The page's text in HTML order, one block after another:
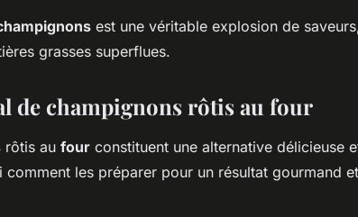
est une véritable explosion de
grasses superflues.
de champignons rôtis au four
rôtis au four constituent une alternative délicieuse
comment les préparer pour un résultat gourmand